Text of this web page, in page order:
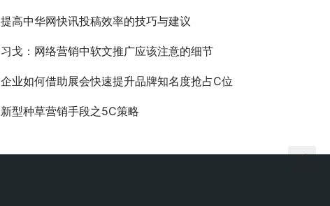
提高中华网快讯投稿效率的技巧与建议
习戈：网络营销中软文推广应该注意的细节
企业如何借助展会快速提升品牌知名度抢占C位
新型种草营销手段之5C策略